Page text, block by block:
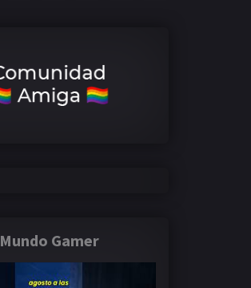
Mundo Gamer